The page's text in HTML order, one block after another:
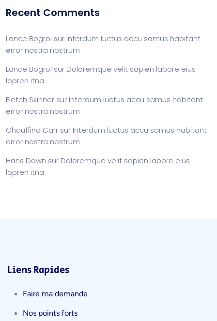
Recent Comments
Lance Bogrol sur Interdum luctus accu samus habitant
error nostra nostrum
Lance Bogrol sur Doloremque velit sapien labore eius
lopren itna
Fletch Skinner sur Interdum luctus accu samus habitant
error nostra nostrum
Chauffina Carr sur Interdum luctus accu samus habitant
error nostra nostrum
Hans Down sur Doloremque velit sapien labore eius
lopren itna
Liens Rapides
Faire ma demande
Nos points forts